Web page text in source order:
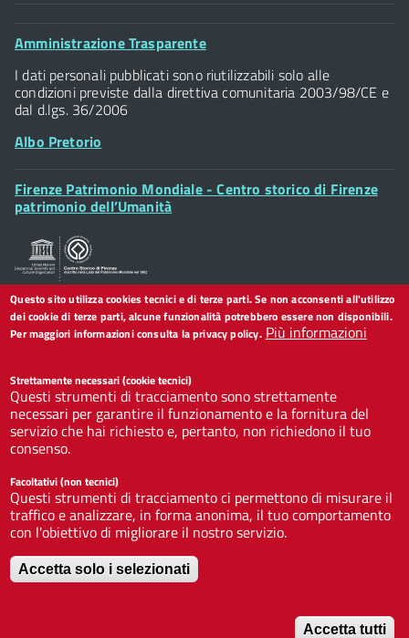
Comune di Firenze
Palazzo Vecchio
Piazza della Signoria - 50122, Firenze
P.IVA 01307110484
Posta Elettronica Certificata
Footer
Amministrazione Trasparente
I dati personali pubblicati sono riutilizzabili solo alle
condizioni previste dalla direttiva comunitaria 2003/98/CE e
dal d.lgs. 36/2006
Albo Pretorio
Footer
Widget
Firenze Patrimonio Mondiale - Centro storico di Firenze
patrimonio dell’Umanità
Seguici su
Collegamento
a
Facebook
Collegamento
a
Twitter
Collegamento
a
Instagram
Collegamento
a
LinkedIn
a
You
Tube
a
Telegram
a
Whatsapp
Footer
Widget
Footer
menu
Redazione web
Privacy
Note legali
Dichiarazione di accessibilità
CC BY 3.0 IT
Questo sito utilizza cookies tecnici e di terze parti. Se non acconsenti all'utilizzo
dei cookie di terze parti, alcune funzionalità potrebbero essere non disponibili.
Per maggiori informazioni consulta la privacy policy. Più informazioni
Strettamente necessari (cookie tecnici)
Questi strumenti di tracciamento sono strettamente
necessari per garantire il funzionamento e la fornitura del
servizio che hai richiesto e, pertanto, non richiedono il tuo
consenso.
Facoltativi (non tecnici)
Questi strumenti di tracciamento ci permettono di misurare il
traffico e analizzare, in forma anonima, il tuo comportamento
con l'obiettivo di migliorare il nostro servizio.
Accetta solo i selezionati
Accetta tutti